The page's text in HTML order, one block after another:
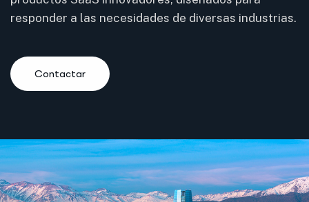
responder a las necesidades de diversas industrias.
Contactar
responder a las necesidades de diversas industrias.
Contactar
responder a las necesidades de diversas industrias.
Contactar